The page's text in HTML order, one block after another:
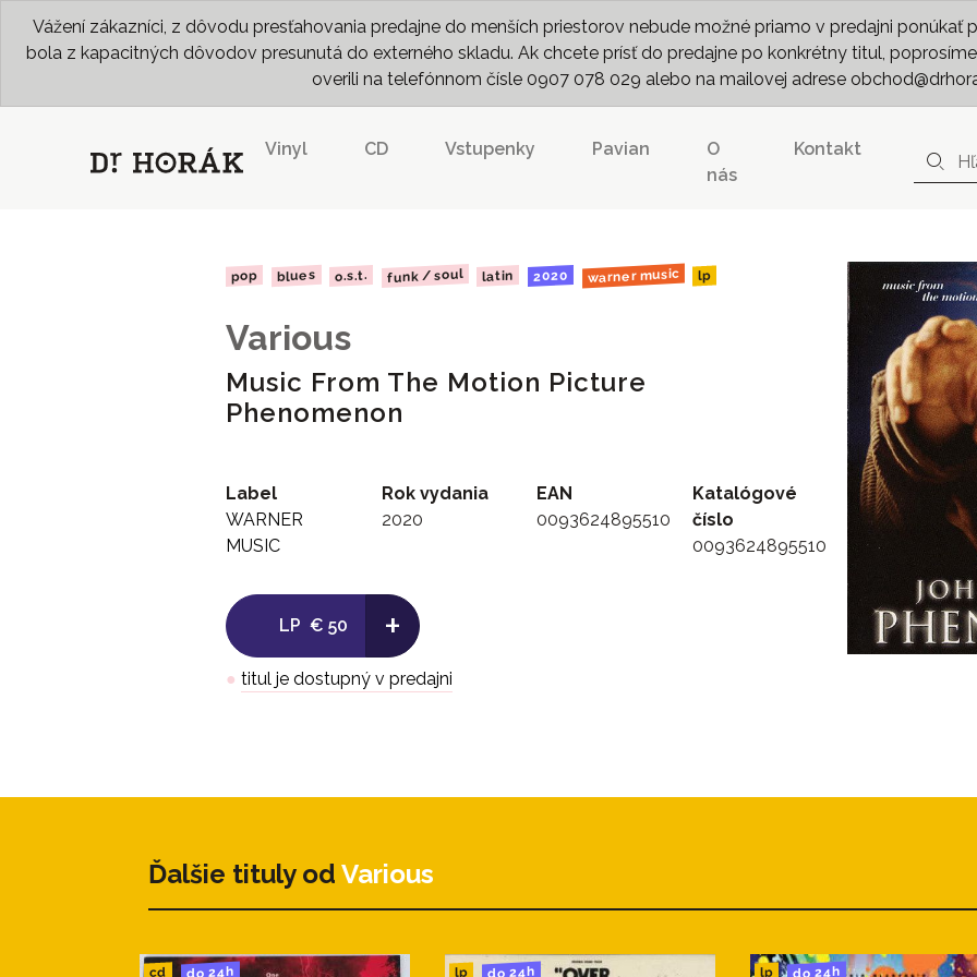
Vážení zákazníci, z dôvodu presťahovania predajne do menších priestorov nebude možné priamo v predajni
bola z kapacitných dôvodov presunutá do externého skladu. Ak chcete prísť do predajne po konkrétny titul,
overili na telefónnom čísle 0907 078 029 alebo na mailovej adrese
Vinyl CD Vstupenky Pavian
O
nás
Kontakt
pop blues o.s.t. funk / soul latin 2020 warner music lp
Various
Music From The Motion Picture
Phenomenon
Label
WARNER
MUSIC
Rok vydania
2020
EAN
0093624895510
Katalógové
číslo
0093624895510
LP € 50 +
● titul je dostupný v predajni
Ďalšie tituly od Various
cd do 24h lp do 24h lp do 24h